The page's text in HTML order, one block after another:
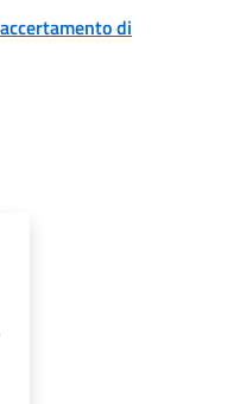
di